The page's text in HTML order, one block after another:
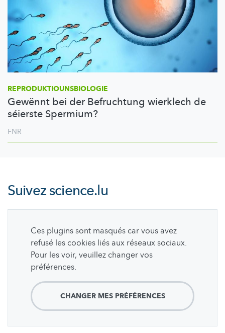
REPRODUKTIOUNSBIOLOGIE
Gewënnt bei der Befruchtung wierklech de
séierste Spermium?
FNR
Suivezscience.lu
Ces plugins sont masqués car vous avez
refusé les cookies liés aux réseaux sociaux.
Pour les voir, veuillez changer vos
préférences.
CHANGER MES PRÉFÉRENCES